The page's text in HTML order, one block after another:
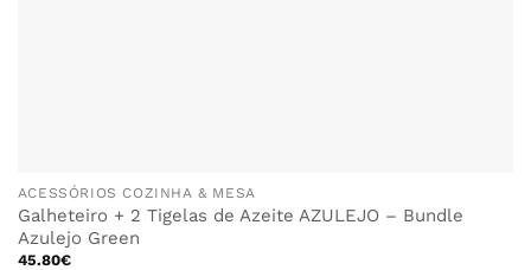
ACESSÓRIOS COZINHA & MESA
Galheteiro + 2 Tigelas de Azeite AZULEJO – Bundle
Azulejo Green
45.80€